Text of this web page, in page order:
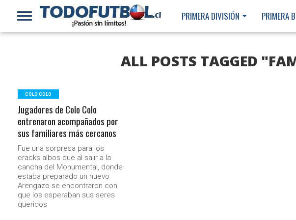
PRIMERA DIVISIÓN PRIMERA B
ALL POSTS TAGGED
COLO COLO
Jugadores de Colo Colo
entrenaron acompañados por
sus familiares más cercanos
Fue una sorpresa para los
cracks albos que al salir a la
cancha del Monumental, donde
estaba preparado un nuevo
Arengazo se encontraron con
que los esperaban sus seres
queridos